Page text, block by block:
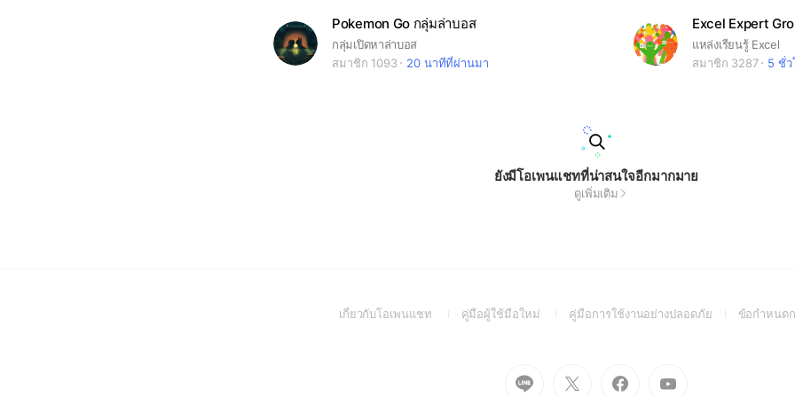
Pokemon Go กลุ่มล่าบอส
กลุ่มเปิดหาล่าบอส
สมาชิก 1093
20 นาทีที่ผ่านมา
Excel Expert
แหล่งเรียนรู้ Excel
สมาชิก 3287
5 ชั่ว
ยังมีโอเพนแชทที่น่าสนใจอีกมากมาย
ดูเพิ่มเติม
เกี่ยวกับโอเพนแชท
(Openคู่มือผู้ใช้มือใหม่
(Open
window)
คู่มือการใช้งานอย่างปลอดภัย(Openข้อกำหนด
Go
to
Go
to
Go
to
to